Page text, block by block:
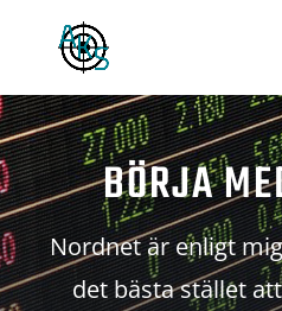
BÖRJA
Nordnet är enligt
det bästa stället